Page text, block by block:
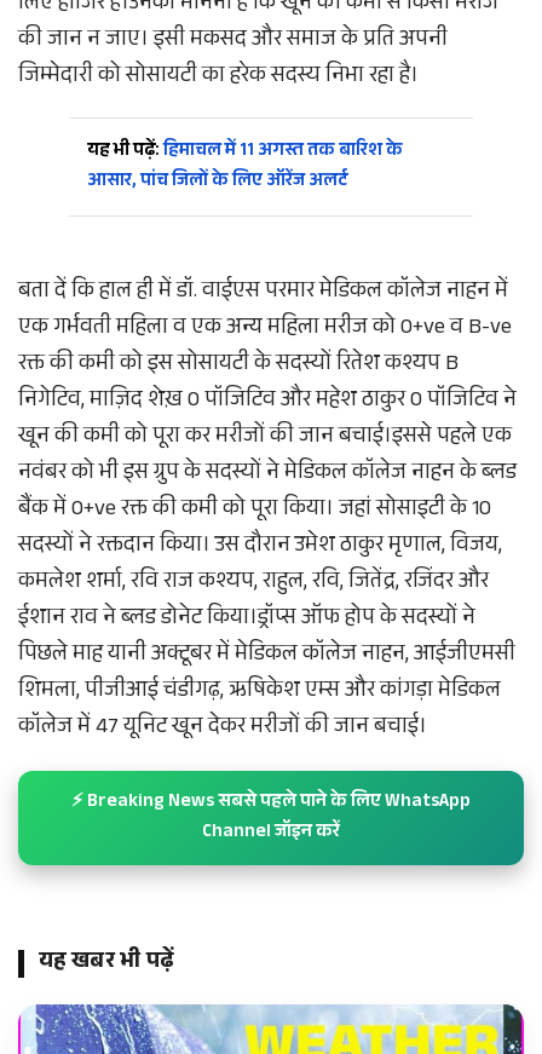
की जान न जाए। इसी मकसद और समाज के प्रति अपनी
जिम्मेदारी को सोसायटी का हरेक सदस्य निभा रहा है।
यह भी पढ़ें:हिमाचल में 11 अगस्त तक बारिश के
आसार, पांच जिलों के लिए ऑरेंज अलर्ट
बता दें कि हाल ही में डॉ. वाईएस परमार मेडिकल कॉलेज नाहन में
एक गर्भवती महिला व एक अन्य महिला मरीज को O+ve व B-ve
रक्त की कमी को इस सोसायटी के सदस्यों रितेश कश्यप B
निगेटिव, माज़िद शेख़ O पॉजिटिव और महेश ठाकुर O पॉजिटिव ने
खून की कमी को पूरा कर मरीजों की जान बचाई।इससे पहले एक
नवंबर को भी इस ग्रुप के सदस्यों ने मेडिकल कॉलेज नाहन के ब्लड
बैंक में O+ve रक्त की कमी को पूरा किया। जहां सोसाइटी के 10
सदस्यों ने रक्तदान किया। उस दौरान उमेश ठाकुर मृणाल, विजय,
कमलेश शर्मा, रवि राज कश्यप, राहुल, रवि, जितेंद्र, रजिंदर और
ईशान राव ने ब्लड डोनेट किया।ड्रॉप्स ऑफ होप के सदस्यों ने
पिछले माह यानी अक्टूबर में मेडिकल कॉलेज नाहन, आईजीएमसी
शिमला, पीजीआई चंडीगढ़, ऋषिकेश एम्स और कांगड़ा मेडिकल
कॉलेज में 47 यूनिट खून देकर मरीजों की जान बचाई।
⚡ Breaking News सबसे पहले पाने के लिए WhatsApp
Channel जॉइन करें
यह खबर भी पढ़ें